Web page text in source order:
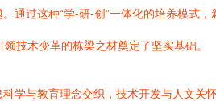
过这种“学-研-创”一体化的培养模式，
技术变革的栋梁之材奠定了坚实基础。
学与教育理念交织，技术开发与人文关